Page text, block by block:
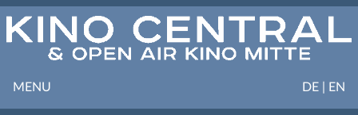
DE | EN
MENU